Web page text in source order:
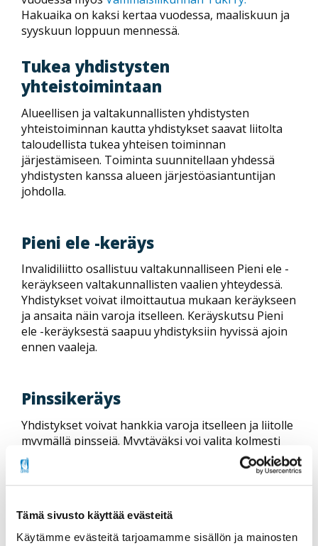
Tämä sivusto käyttää evästeitä
Käytämme evästeitä tarjoamamme sisällön ja mainosten
Hakuaika on kaksi kertaa vuodessa, maaliskuun ja
syyskuun loppuun mennessä.
Tukea yhdistysten
yhteistoimintaan
Alueellisen ja valtakunnallisten yhdistysten
yhteistoiminnan kautta yhdistykset saavat liitolta
taloudellista tukea yhteisen toiminnan
järjestämiseen. Toiminta suunnitellaan yhdessä
yhdistysten kanssa alueen järjestöasiantuntijan
johdolla.
Pieni ele -keräys
Invalidiliitto osallistuu valtakunnalliseen Pieni ele -
keräykseen valtakunnallisten vaalien yhteydessä.
Yhdistykset voivat ilmoittautua mukaan keräykseen
ja ansaita näin varoja itselleen. Keräyskutsu Pieni
ele -keräyksestä saapuu yhdistyksiin hyvissä ajoin
ennen vaaleja.
Pinssikeräys
Yhdistykset voivat hankkia varoja itselleen ja liitolle
myymällä pinssejä. Myytäväksi voi valita kolmesti
vuodessa vaihtuvan ajankohtaisen pinssilajitelman.
Yhdistyksen palkkio on 45 % kerätystä
kokonaissummasta. Pinssejä voi tilata myytäväksi
varainhankinta@invalidiliitto.fi
765 0510.